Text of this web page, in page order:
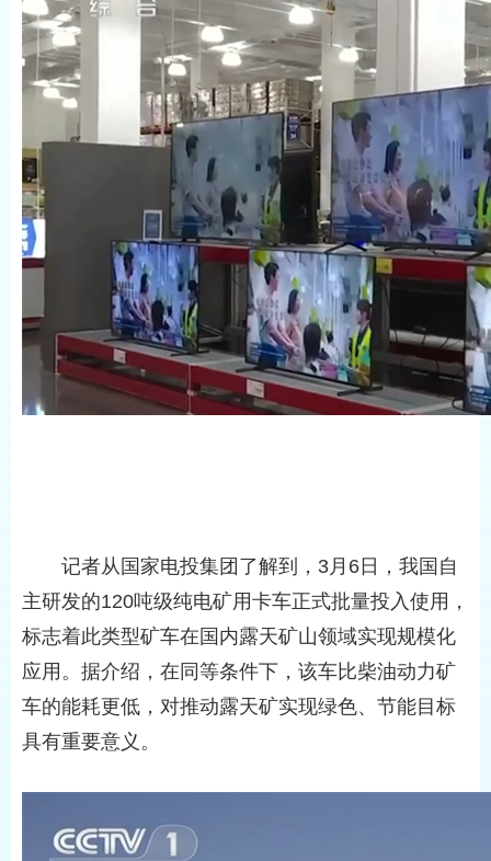
记者从国家电投集团了解到，3月6日，我国自
主研发的120吨级纯电矿用卡车正式批量投入使用，
标志着此类型矿车在国内露天矿山领域实现规模化
应用。据介绍，在同等条件下，该车比柴油动力矿
车的能耗更低，对推动露天矿实现绿色、节能目标
具有重要意义。